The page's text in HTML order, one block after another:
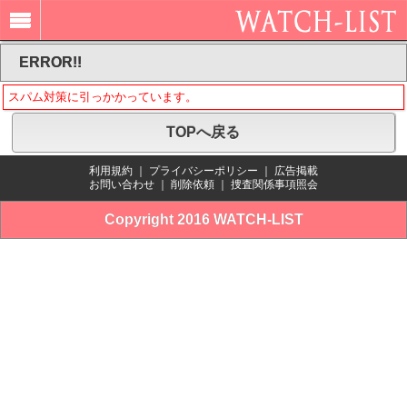
ERROR!!
スパム対策に引っかかっています。
TOPへ戻る
利用規約 プライバシーポリシー
広告掲載
お問い合わせ
削除依頼 捜査関係事項照会
Copyright 2016 WATCH-LIST